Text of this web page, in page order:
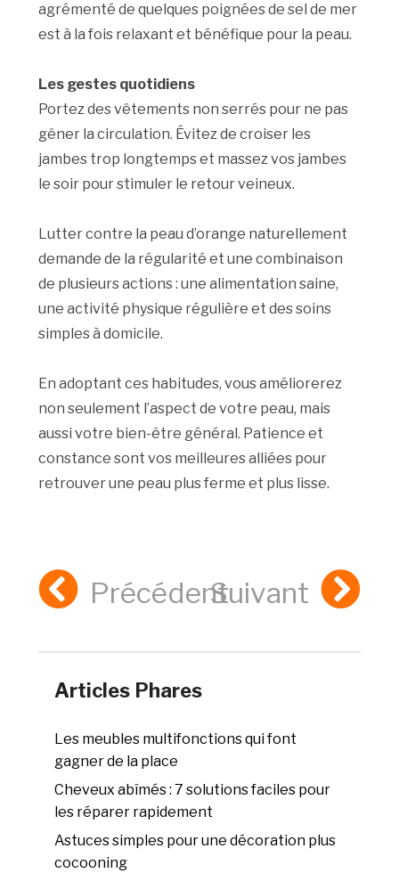
agrémenté de quelques poignées de sel de mer
est à la fois relaxant et bénéfique pour la peau.
Les gestes quotidiens
Portez des vêtements non serrés pour ne pas
gêner la circulation. Évitez de croiser les
jambes trop longtemps et massez vos jambes
le soir pour stimuler le retour veineux.
Lutter contre la peau d’orange naturellement
demande de la régularité et une combinaison
de plusieurs actions : une alimentation saine,
une activité physique régulière et des soins
simples à domicile.
En adoptant ces habitudes, vous améliorerez
non seulement l’aspect de votre peau, mais
aussi votre bien-être général. Patience et
constance sont vos meilleures alliées pour
retrouver une peau plus ferme et plus lisse.
PrécédentSuivant
Articles Phares
Les meubles multifonctions qui font
gagner de la place
Cheveux abîmés : 7 solutions faciles pour
les réparer rapidement
Astuces simples pour une décoration plus
cocooning